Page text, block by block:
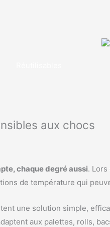
aux chocs
chaque degré aussi.
de température qui
une solution simple,
aux palettes, rolls,